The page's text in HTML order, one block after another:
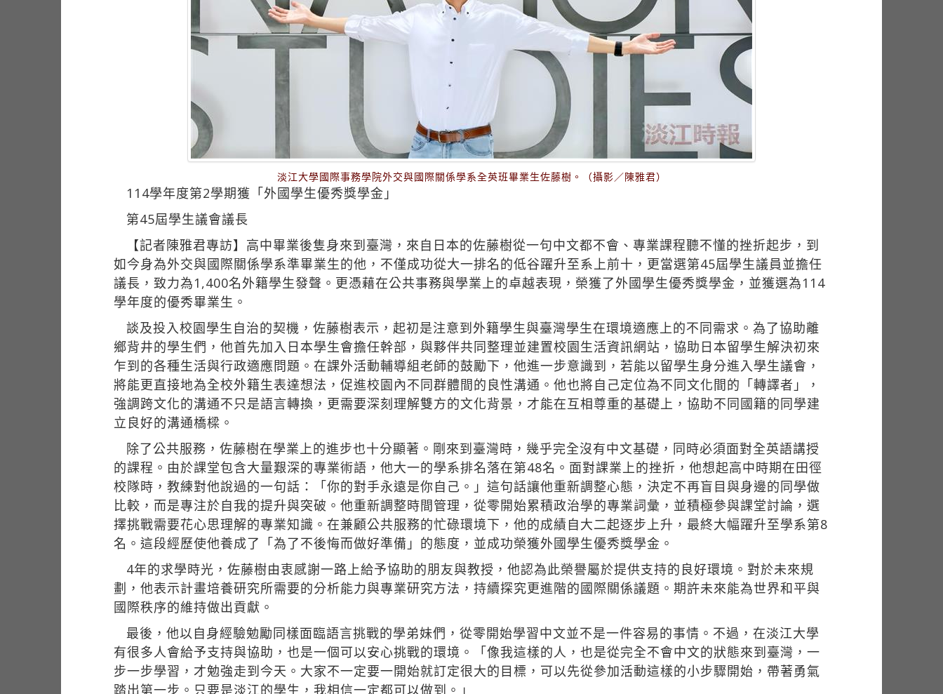
淡江大學國際事務學院外交與國際關係學系全英班畢業生佐藤樹。（攝影／陳雅君）
114學年度第2學期獲「外國學生優秀獎學金」
第45屆學生議會議長
【記者陳雅君專訪】高中畢業後隻身來到臺灣，來自日本的佐藤樹從一句中文都不會、專業課程聽不懂的挫折起步，到
如今身為外交與國際關係學系準畢業生的他，不僅成功從大一排名的低谷躍升至系上前十，更當選第45屆學生議員並擔任
議長，致力為1,400名外籍學生發聲。更憑藉在公共事務與學業上的卓越表現，榮獲了外國學生優秀獎學金，並獲選為114
學年度的優秀畢業生。
談及投入校園學生自治的契機，佐藤樹表示，起初是注意到外籍學生與臺灣學生在環境適應上的不同需求。為了協助離
鄉背井的學生們，他首先加入日本學生會擔任幹部，與夥伴共同整理並建置校園生活資訊網站，協助日本留學生解決初來
乍到的各種生活與行政適應問題。在課外活動輔導組老師的鼓勵下，他進一步意識到，若能以留學生身分進入學生議會，
將能更直接地為全校外籍生表達想法，促進校園內不同群體間的良性溝通。他也將自己定位為不同文化間的「轉譯者」，
強調跨文化的溝通不只是語言轉換，更需要深刻理解雙方的文化背景，才能在互相尊重的基礎上，協助不同國籍的同學建
立良好的溝通橋樑。
除了公共服務，佐藤樹在學業上的進步也十分顯著。剛來到臺灣時，幾乎完全沒有中文基礎，同時必須面對全英語講授
的課程。由於課堂包含大量艱深的專業術語，他大一的學系排名落在第48名。面對課業上的挫折，他想起高中時期在田徑
校隊時，教練對他說過的一句話：「你的對手永遠是你自己。」這句話讓他重新調整心態，決定不再盲目與身邊的同學做
比較，而是專注於自我的提升與突破。他重新調整時間管理，從零開始累積政治學的專業詞彙，並積極參與課堂討論，選
擇挑戰需要花心思理解的專業知識。在兼顧公共服務的忙碌環境下，他的成績自大二起逐步上升，最終大幅躍升至學系第8
名。這段經歷使他養成了「為了不後悔而做好準備」的態度，並成功榮獲外國學生優秀獎學金。
4年的求學時光，佐藤樹由衷感謝一路上給予協助的朋友與教授，他認為此榮譽屬於提供支持的良好環境。對於未來規
劃，他表示計畫培養研究所需要的分析能力與專業研究方法，持續探究更進階的國際關係議題。期許未來能為世界和平與
國際秩序的維持做出貢獻。
最後，他以自身經驗勉勵同樣面臨語言挑戰的學弟妹們，從零開始學習中文並不是一件容易的事情。不過，在淡江大學
有很多人會給予支持與協助，也是一個可以安心挑戰的環境。「像我這樣的人，也是從完全不會中文的狀態來到臺灣，一
步一步學習，才勉強走到今天。大家不一定要一開始就訂定很大的目標，可以先從參加活動這樣的小步驟開始，帶著勇氣
踏出第一步。只要是淡江的學生，我相信一定都可以做到。」